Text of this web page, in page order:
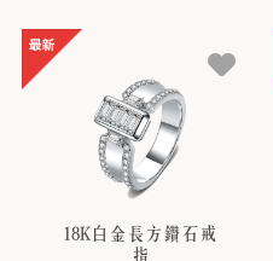
18K白金長方鑽石戒
指